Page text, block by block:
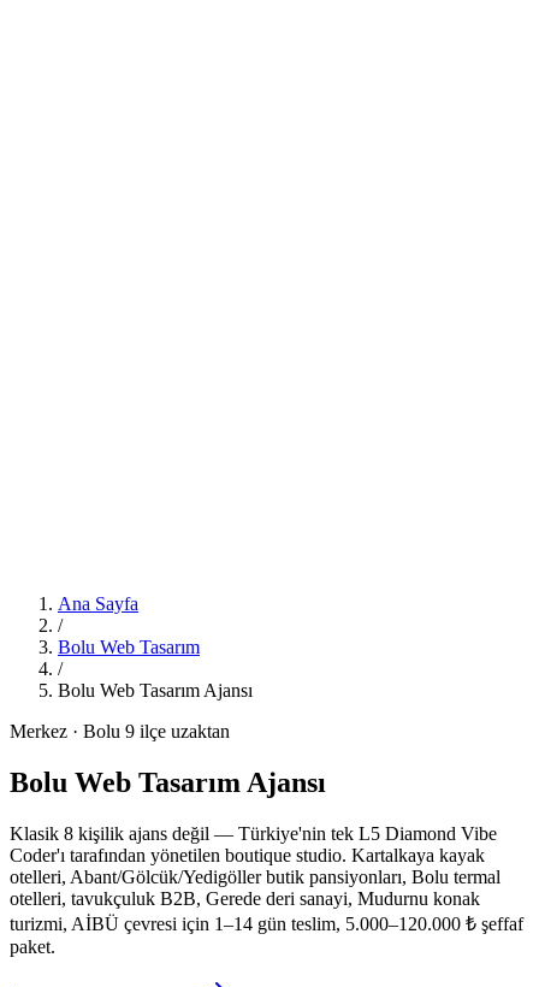
Ana Sayfa
/
Bolu Web Tasarım
/
Bolu Web Tasarım Ajansı
Merkez · Bolu 9 ilçe uzaktan
Bolu Web Tasarım Ajansı
Klasik 8 kişilik ajans değil — Türkiye'nin tek L5 Diamond Vibe
Coder'ı tarafından yönetilen boutique studio. Kartalkaya kayak
otelleri, Abant/Gölcük/Yedigöller butik pansiyonları, Bolu termal
otelleri, tavukçuluk B2B, Gerede deri sanayi, Mudurnu konak
turizmi, AİBÜ çevresi için 1–14 gün teslim, 5.000–120.000 ₺ şeffaf
paket.